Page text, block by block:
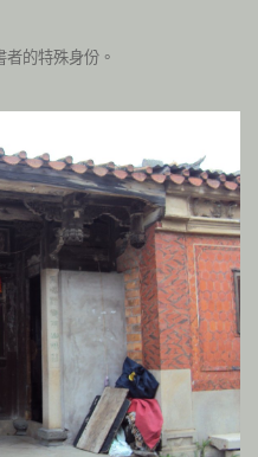
的特殊身份。